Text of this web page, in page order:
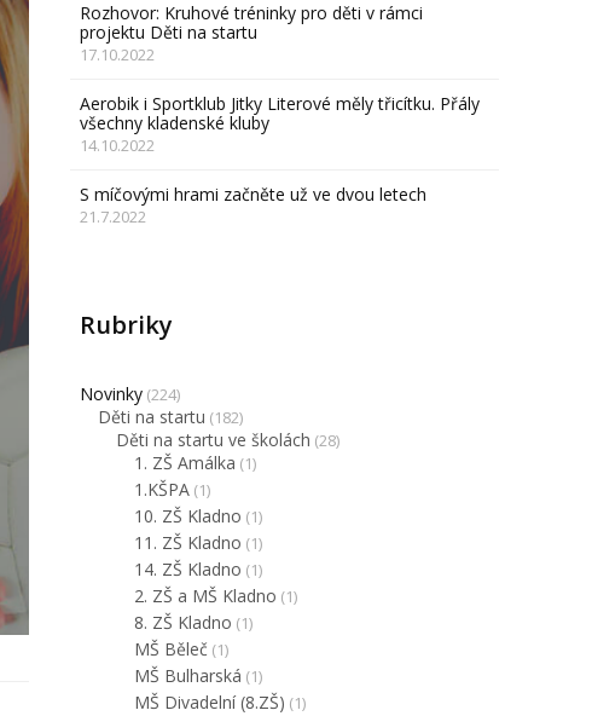
Rozhovor: Kruhové tréninky pro děti v rámci
projektu Děti na startu
17.10.2022
Aerobik i Sportklub Jitky Literové měly třicítku. Přály
všechny kladenské kluby
14.10.2022
S míčovými hrami začněte už ve dvou letech
21.7.2022
Rubriky
Novinky(224)
Děti na startu (182)
Děti na startu ve školách (28)
1. ZŠ Amálka (1)
1.KŠPA(1)
10. ZŠ Kladno (1)
11. ZŠ Kladno (1)
14. ZŠ Kladno (1)
2. ZŠ a MŠ Kladno (1)
8. ZŠ Kladno (1)
MŠ Běleč (1)
MŠ Bulharská (1)
MŠ Divadelní (8.ZŠ) (1)